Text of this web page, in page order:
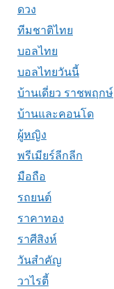
ดวง
ทีมชาติไทย
บอลไทย
บอลไทยวันนี้
บ้านเดี่ยว ราชพฤกษ์
บ้านและคอนโด
ผู้หญิง
พรีเมียร์ลีกลีก
มือถือ
รถยนต์
ราคาทอง
ราศีสิงห์
วันสำคัญ
วาไรตี้